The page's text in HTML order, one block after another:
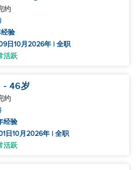
约
验
日10月2026年 | 全职
活跃
- 46岁
约
经验
日10月2026年 | 全职
活跃